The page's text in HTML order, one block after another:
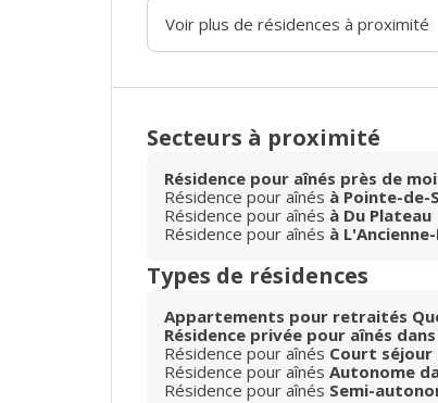
Voir plus de résidences à proximité
Secteurs à proximité
Résidence pour aînés près de
Résidence pour aînés à Pointe-de-
Résidence pour aînés à Du Plateau
Résidence pour aînés à
Types de résidences
Appartements pour retraités
Résidence privée pour aînés
Résidence pour aînés Court séjour
Résidence pour aînés Autonome
Résidence pour aînés Semi-